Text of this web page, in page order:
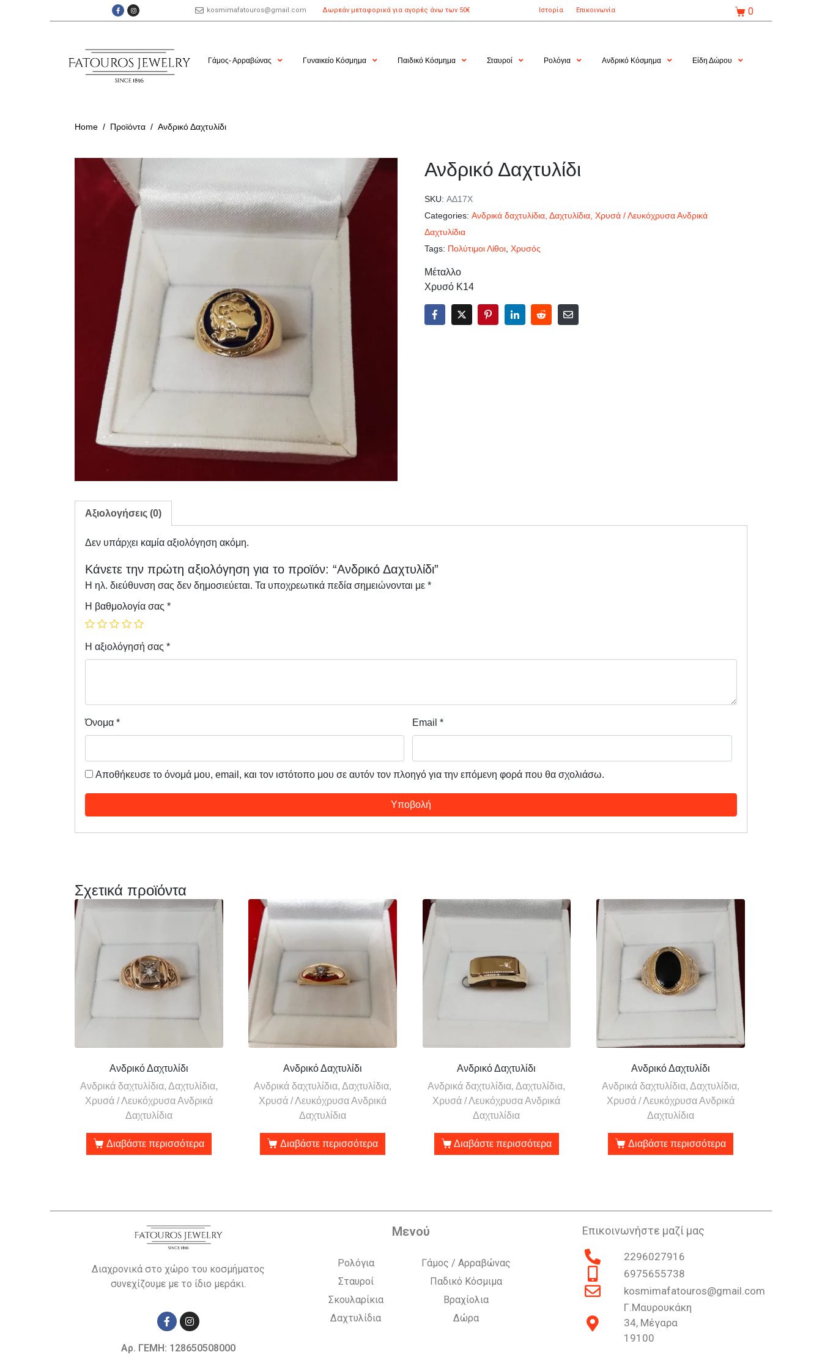
kosmimafatouros@gmail.com Δωρεάν μεταφορικά για αγορές άνω των 50€ Ιστορία Επικοινωνία 0
Γάμος- Αρραβώνας Γυναικείο Κόσμημα Παιδικό Κόσμημα Σταυροί Ρολόγια Ανδρικό Κόσμημα Είδη Δώρου
Home Προϊόντα Ανδρικό Δαχτυλίδι
Ανδρικό Δαχτυλίδι
SKU: ΑΔ17Χ
Categories: Ανδρικά δαχτυλίδια Δαχτυλίδια Χρυσά / Λευκόχρυσα Ανδρικά
Δαχτυλίδια
Tags: Πολύτιμοι Λίθοι Χρυσός
Μέταλλο
Χρυσό Κ14
Αξιολογήσεις (0)
Δεν υπάρχει καμία αξιολόγηση ακόμη.
Κάνετε την πρώτη αξιολόγηση για το προϊόν: “Ανδρικό Δαχτυλίδι”
Η ηλ. διεύθυνση σας δεν δημοσιεύεται. Τα υποχρεωτικά πεδία σημειώνονται με *
Η βαθμολογία σας *
Η αξιολόγησή σας *
Όνομα * Email*
Αποθήκευσε το όνομά μου, email, και τον ιστότοπο μου σε αυτόν τον πλοηγό για την επόμενη φορά που θα σχολιάσω.
Σχετικά προϊόντα
Ανδρικό Δαχτυλίδι
Ανδρικά δαχτυλίδια, Δαχτυλίδια,
Χρυσά / Λευκόχρυσα Ανδρικά
Δαχτυλίδια
Διαβάστε περισσότερα
Ανδρικό Δαχτυλίδι
Ανδρικά δαχτυλίδια, Δαχτυλίδια,
Χρυσά / Λευκόχρυσα Ανδρικά
Δαχτυλίδια
Διαβάστε περισσότερα
Ανδρικό Δαχτυλίδι
Ανδρικά δαχτυλίδια, Δαχτυλίδια,
Χρυσά / Λευκόχρυσα Ανδρικά
Δαχτυλίδια
Διαβάστε περισσότερα
Ανδρικό Δαχτυλίδι
Ανδρικά δαχτυλίδια, Δαχτυλίδια,
Χρυσά / Λευκόχρυσα Ανδρικά
Δαχτυλίδια
Διαβάστε περισσότερα
Διαχρονικά στο χώρο του κοσμήματος
συνεχίζουμε με το ίδιο μεράκι.
Αρ. ΓΕΜΗ: 128650508000
Μενού
Ρολόγια
Σταυροί
Σκουλαρίκια
Δαχτυλίδια
Γάμος / Αρραβώνας
Παδικό Κόσμιμα
Βραχίολια
Δώρα
Επικοινωνήστε μαζί μας
2296027916
6975655738
kosmimafatouros@gmail.com
Γ.Μαυρουκάκη
34, Μέγαρα
19100